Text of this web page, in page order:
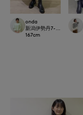
onda
新潟伊勢丹7-IDconcept.
167cm